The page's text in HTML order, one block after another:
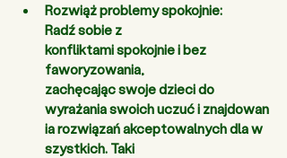
Rozwiąż problemy spokojnie:
Radź sobie z
konfliktami spokojnie i bez
faworyzowania,
zachęcając swoje dzieci do
wyrażania swoich uczuć i znajdowan
ia rozwiązań akceptowalnych dla w
szystkich. Taki